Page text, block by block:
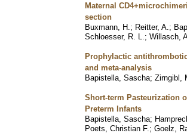
Maternal
section
Buxmann, H. ; Reitter, A. ;
Schloesser, R. L. ; Willasch,
Prophylactic
and meta-analysis
Bapistella, Sascha; Zirngibl,
Short-term Pasteurization
Preterm Infants
Bapistella, Sascha;
Poets, Christian F. ; Goelz,